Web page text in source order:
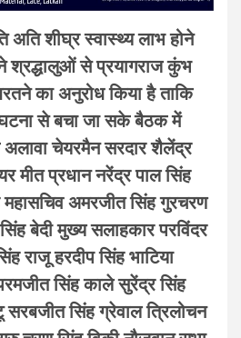
अति शीघ्र स्वास्थ्य लाभ होने
श्रद्धालुओं से प्रयागराज कुंभ
का अनुरोध किया है ताकि
से बचा जा सके बैठक में
चेयरमैन सरदार शैलेंद्र
मीत प्रधान नरेंद्र पाल सिंह
अमरजीत सिंह गुरचरण
बेदी मुख्य सलाहकार परविंदर
राजू हरदीप सिंह भाटिया
सिंह काले सुरेंद्र सिंह
सिंह ग्रेवाल त्रिलोचन